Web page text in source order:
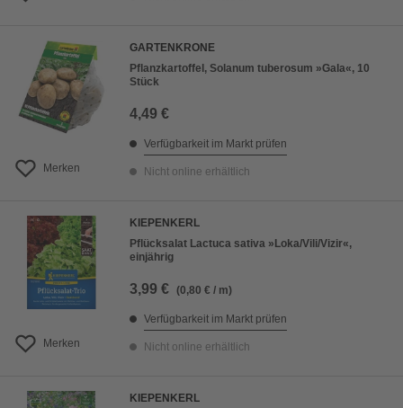
Merken
GARTENKRONE
Pflanzkartoffel, Solanum tuberosum »Gala«, 10
Stück
4,49 €
Verfügbarkeit im Markt prüfen
Nicht online erhältlich
Merken
KIEPENKERL
Pflücksalat Lactuca sativa »Loka/Vili/Vizir«,
einjährig
3,99 € (0,80 € / m)
Verfügbarkeit im Markt prüfen
Nicht online erhältlich
KIEPENKERL